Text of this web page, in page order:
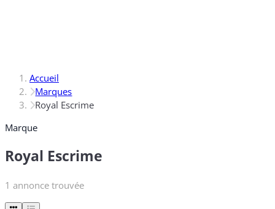
Accueil
Marques
Royal Escrime
Marque
Royal Escrime
1 annonce trouvée